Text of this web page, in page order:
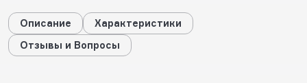
Описание
Характеристики
Отзывы и Вопросы